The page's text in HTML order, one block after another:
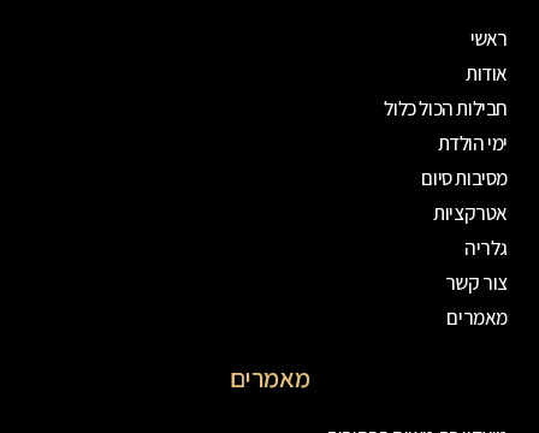
ראשי
אודות
חבילות הכול כלול
ימי הולדת
מסיבות סיום
אטרקציות
גלריה
צור קשר
מאמרים
מאמרים